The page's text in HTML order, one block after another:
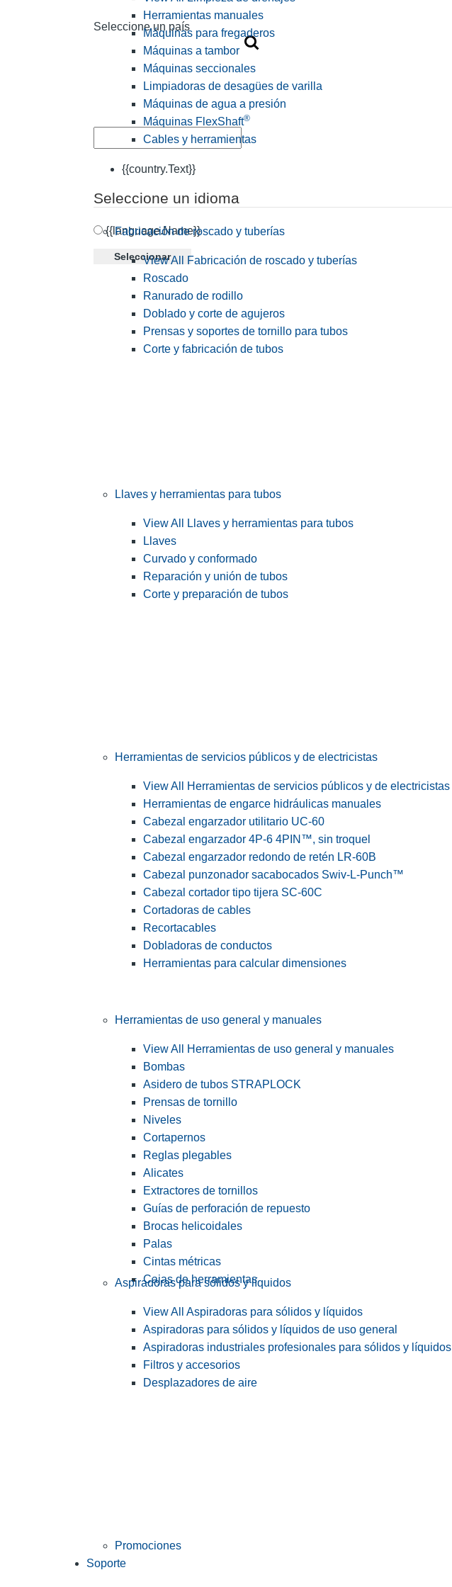
Seleccione un país
{{country.Text}}
Seleccione un idioma
{{language.Name}}
Seleccionar
Herramientas manuales
Máquinas para fregaderos
Máquinas a tambor
Máquinas seccionales
Limpiadoras de desagües de varilla
Máquinas de agua a presión
Máquinas FlexShaft®
Cables y herramientas
Fabricación de roscado y tuberías
View All Fabricación de roscado y tuberías
Roscado
Ranurado de rodillo
Doblado y corte de agujeros
Prensas y soportes de tornillo para tubos
Corte y fabricación de tubos
Llaves y herramientas para tubos
View All Llaves y herramientas para tubos
Llaves
Curvado y conformado
Reparación y unión de tubos
Corte y preparación de tubos
Herramientas de servicios públicos y de electricistas
View All Herramientas de servicios públicos y de electricistas
Herramientas de engarce hidráulicas manuales
Cabezal engarzador utilitario UC-60
Cabezal engarzador 4P-6 4PIN™, sin troquel
Cabezal engarzador redondo de retén LR-60B
Cabezal punzonador sacabocados Swiv-L-Punch™
Cabezal cortador tipo tijera SC-60C
Cortadoras de cables
Recortacables
Dobladoras de conductos
Herramientas para calcular dimensiones
Herramientas de uso general y manuales
View All Herramientas de uso general y manuales
Bombas
Asidero de tubos STRAPLOCK
Prensas de tornillo
Niveles
Cortapernos
Reglas plegables
Alicates
Extractores de tornillos
Guías de perforación de repuesto
Brocas helicoidales
Palas
Cintas métricas
Cajas de herramientas
Aspiradoras para sólidos y líquidos
View All Aspiradoras para sólidos y líquidos
Aspiradoras para sólidos y líquidos de uso general
Aspiradoras industriales profesionales para sólidos y líquidos
Filtros y accesorios
Desplazadores de aire
Promociones
Soporte